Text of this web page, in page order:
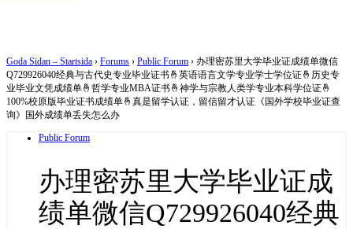
Goda Sidan – Startsida › Forums › Public Forum › 办理密苏里大学毕业证成绩单微信
Q729926040经典与古代史专业毕业证书🤞英语语言文学专业学士学位证🤞历史专
业毕业文凭成绩单🤞哲学专业MBA证书🤞神学与宗教人类学专业本科学位证🤞
100%校原版毕业证书成绩单🤞真是留学认证，留信留才认证《国外学校毕业证查
询》国外成绩单丢失怎么办
Public Forum
办理密苏里大学毕业证成
绩单微信Q729926040经典